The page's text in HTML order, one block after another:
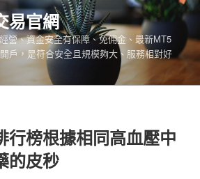
易官網
營、資金安全有保障、免佣金、最新MT5
戶，是符合安全且規模夠大、服務相對好
行榜根據相同高血壓中
的皮秒